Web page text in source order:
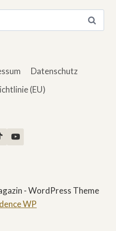
Datenschutz
(EU)
- WordPress Theme
WP